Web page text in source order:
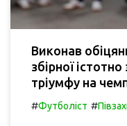
Виконав
збірної
тріумфу на
#Футболіст #